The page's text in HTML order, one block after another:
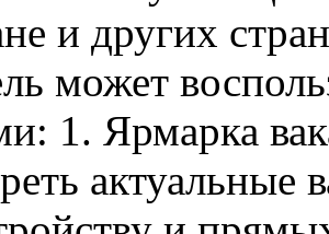
и других
может
1. Ярмарка
актуальные